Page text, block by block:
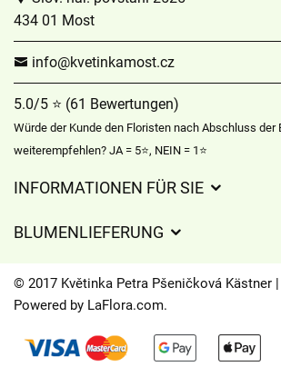
434 01 Most
info@kvetinkamost.cz
5.0/5 ⭐ (61 Bewertungen)
Würde der Kunde den Floristen nach Abschluss der
weiterempfehlen? JA = 5⭐, NEIN = 1⭐
INFORMATIONEN FÜR SIE
Lieferzeiten für Blumen – Übersicht der
BLUMENLIEFERUNG
Wohin wir Blumen liefern
Kontakt
© 2017 Květinka Petra Pšeničková Kästner
Powered by LaFlora.com.